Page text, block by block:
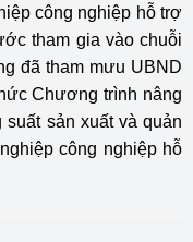
công nghiệp hỗ trợ
tham gia vào chuỗi
đã tham mưu UBND
Chương trình nâng
sản xuất và quản
công nghiệp hỗ